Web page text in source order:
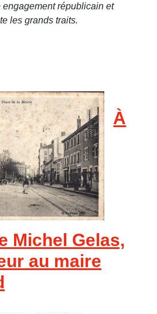
engagement républicain et
les grands traits.
À
Michel Gelas,
au maire